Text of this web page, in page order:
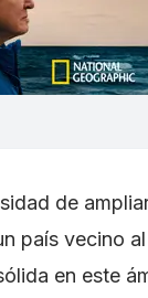
de
país vecino
en este